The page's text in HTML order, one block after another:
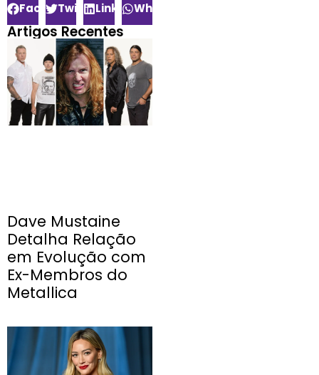
FacebookTwitterLinkedInWhatsApp
Artigos Recentes
Dave Mustaine
Detalha Relação
em Evolução com
Ex-Membros do
Metallica